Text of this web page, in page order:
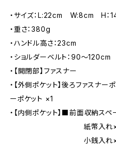
・サイズ：L:22cm W:8cm H：
・重さ：380g
・ハンドル高さ：23cm
・ショルダーベルト：90～120cm
・【開閉部】
・【外側ポケット】後ろファスナー
ーポケット ×1
・【内側ポケット】■前面収納スペ
紙幣入れ
小銭入れ